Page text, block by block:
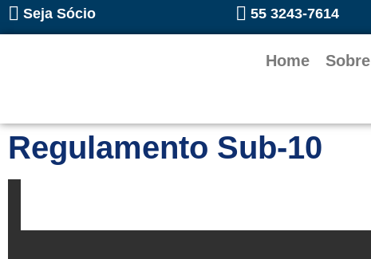
Seja Sócio 55 3243-7614
Home Sobre
Regulamento Sub-10